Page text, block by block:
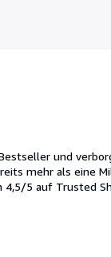
und
mehr als eine
4,5/5 auf Trusted